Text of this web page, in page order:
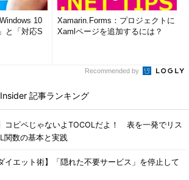
'./roleassign.bicep'
roleAssign'
ス：
10
と「対応S
Xamarin.Forms：プロジェクトに
Xamlページを追加するには？
Recommended by
記事ランキング
コピペじゃないよTOCOLだよ！ 表を一発でリス
関数の基本と実践
イエット術】「隠れた不要サービス」を停止して